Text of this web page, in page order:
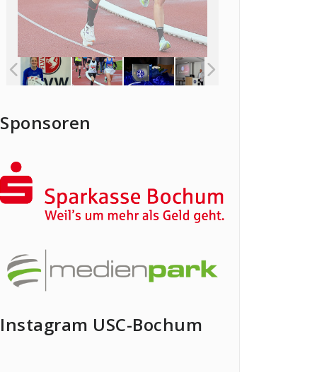
Sponsoren
Instagram USC-Bochum